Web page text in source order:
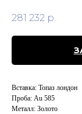
281 232 р.
Вставка: Топаз лондон
Проба: Au 585
Металл: Золото